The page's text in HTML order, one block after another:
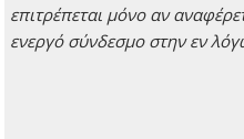
επιτρέπεται μόνο αν
ενεργό σύνδεσμο στην εν